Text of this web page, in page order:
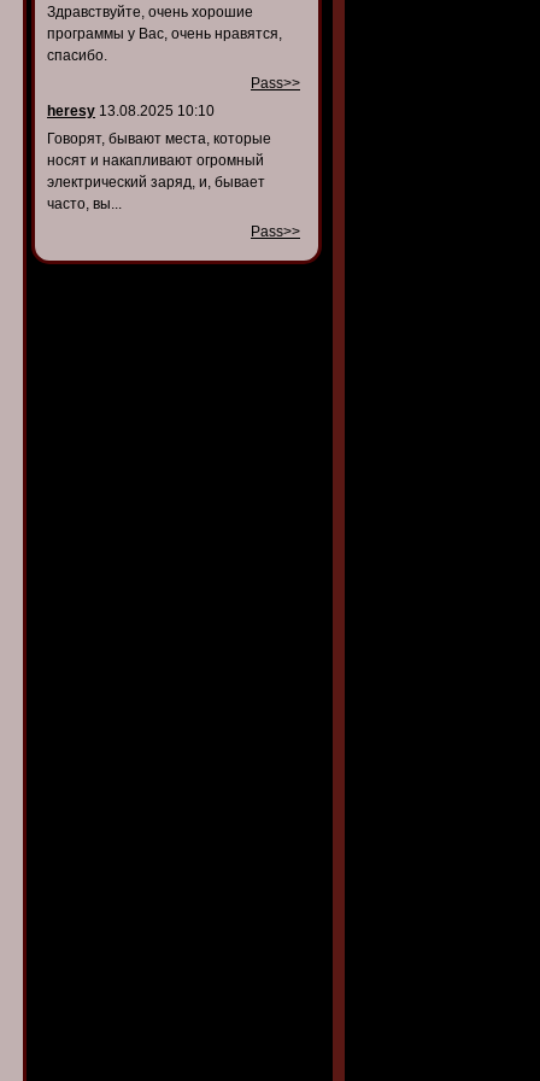
Здравствуйте, очень хорошие
программы у Вас, очень нравятся,
спасибо.
Pass>>
heresy 13.08.2025 10:10
Говорят, бывают места, которые
носят и накапливают огромный
электрический заряд, и, бывает
часто, вы...
Pass>>